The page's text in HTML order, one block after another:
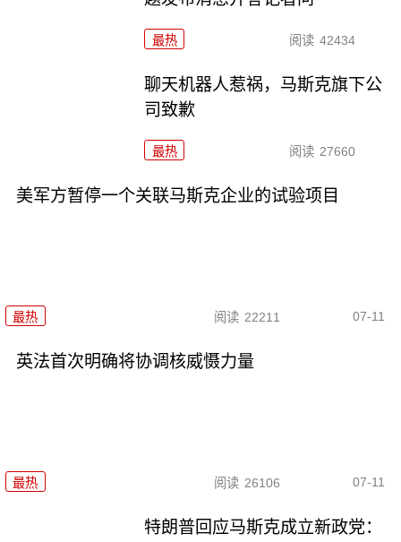
最热 阅读 42434
聊天机器人惹祸，马斯克旗下公
司致歉
最热 阅读 27660
美军方暂停一个关联马斯克企业的试验项目
最热 阅读 22211 07-11
英法首次明确将协调核威慑力量
最热 阅读 26106 07-11
特朗普回应马斯克成立新政党：